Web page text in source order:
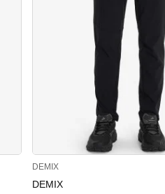
DEMIX
DEMIX